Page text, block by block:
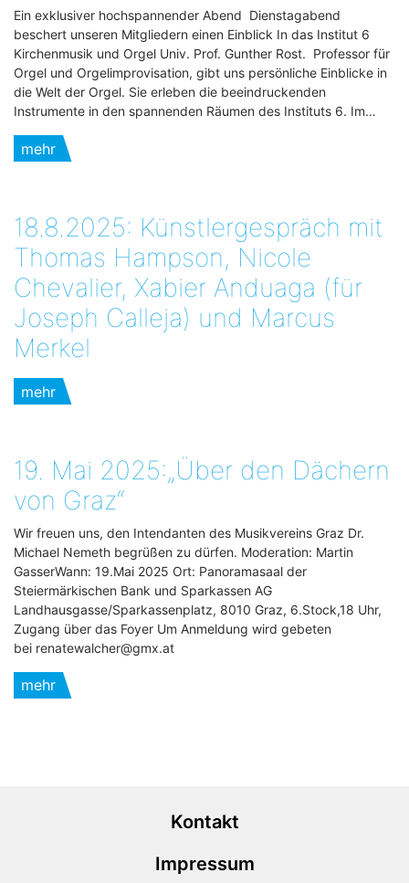
Ein exklusiver hochspannender Abend Dienstagabend
beschert unseren Mitgliedern einen Einblick In das Institut 6
Kirchenmusik und Orgel Univ. Prof. Gunther Rost. Professor für
Orgel und Orgelimprovisation, gibt uns persönliche Einblicke in
die Welt der Orgel. Sie erleben die beeindruckenden
Instrumente in den spannenden Räumen des Instituts 6. Im…
mehr
18.8.2025: Künstlergespräch mit
Thomas Hampson, Nicole
Chevalier, Xabier Anduaga (für
Joseph Calleja) und Marcus
Merkel
mehr
19. Mai 2025:„Über den Dächern
von Graz“
Wir freuen uns, den Intendanten des Musikvereins Graz Dr.
Michael Nemeth begrüßen zu dürfen. Moderation: Martin
GasserWann: 19.Mai 2025 Ort: Panoramasaal der
Steiermärkischen Bank und Sparkassen AG
Landhausgasse/Sparkassenplatz, 8010 Graz, 6.Stock,18 Uhr,
Zugang über das Foyer Um Anmeldung wird gebeten
bei renatewalcher@gmx.at
mehr
Kontakt
Impressum